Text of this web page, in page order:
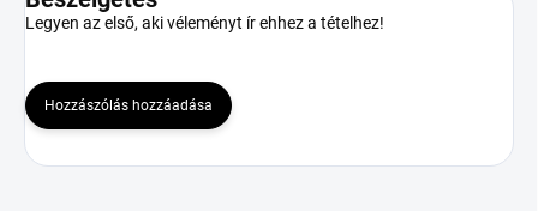
Legyen az első, aki véleményt ír ehhez a tételhez!
Hozzászólás hozzáadása